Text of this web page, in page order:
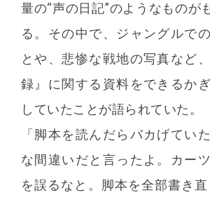
量の“声の日記”のようなものが
る。その中で、ジャングルで
とや、悲惨な戦地の写真など
録』に関する資料をできるか
していたことが語られていた。
「脚本を読んだらバカげてい
な間違いだと言ったよ。カー
を誤るなと。脚本を全部書き